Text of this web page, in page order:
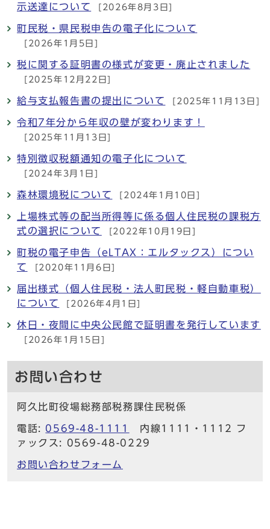
示送達について
[2026年8月3日]
町民税・県民税申告の電子化について
[2026年1月5日]
税に関する証明書の様式が変更・廃止されました
[2025年12月22日]
給与支払報告書の提出について [2025年11月13日]
令和7年分から年収の壁が変わります！
[2025年11月13日]
特別徴収税額通知の電子化について
[2024年3月1日]
森林環境税について [2024年1月10日]
上場株式等の配当所得等に係る個人住民税の課税方
式の選択について
[2022年10月19日]
町税の電子申告（eLTAX：エルタックス）につい
て
[2020年11月6日]
届出様式（個人住民税・法人町民税・軽自動車税）
について
[2026年4月1日]
休日・夜間に中央公民館で証明書を発行しています
[2026年1月15日]
お問い合わせ
阿久比町役場総務部税務課住民税係
電話: 0569-48-1111
内線1111・1112 フ
ァックス: 0569-48-0229
お問い合わせフォーム